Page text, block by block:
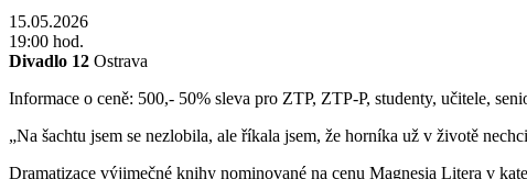
15.05.2026
19:00 hod.
Divadlo 12 Ostrava
Informace o ceně: 500,- 50% sleva pro ZTP, ZTP-P, studenty, učitele,
„Na šachtu jsem se nezlobila, ale říkala jsem, že horníka už v životě
Dramatizace výjimečné knihy nominované na cenu Magnesia Litera v